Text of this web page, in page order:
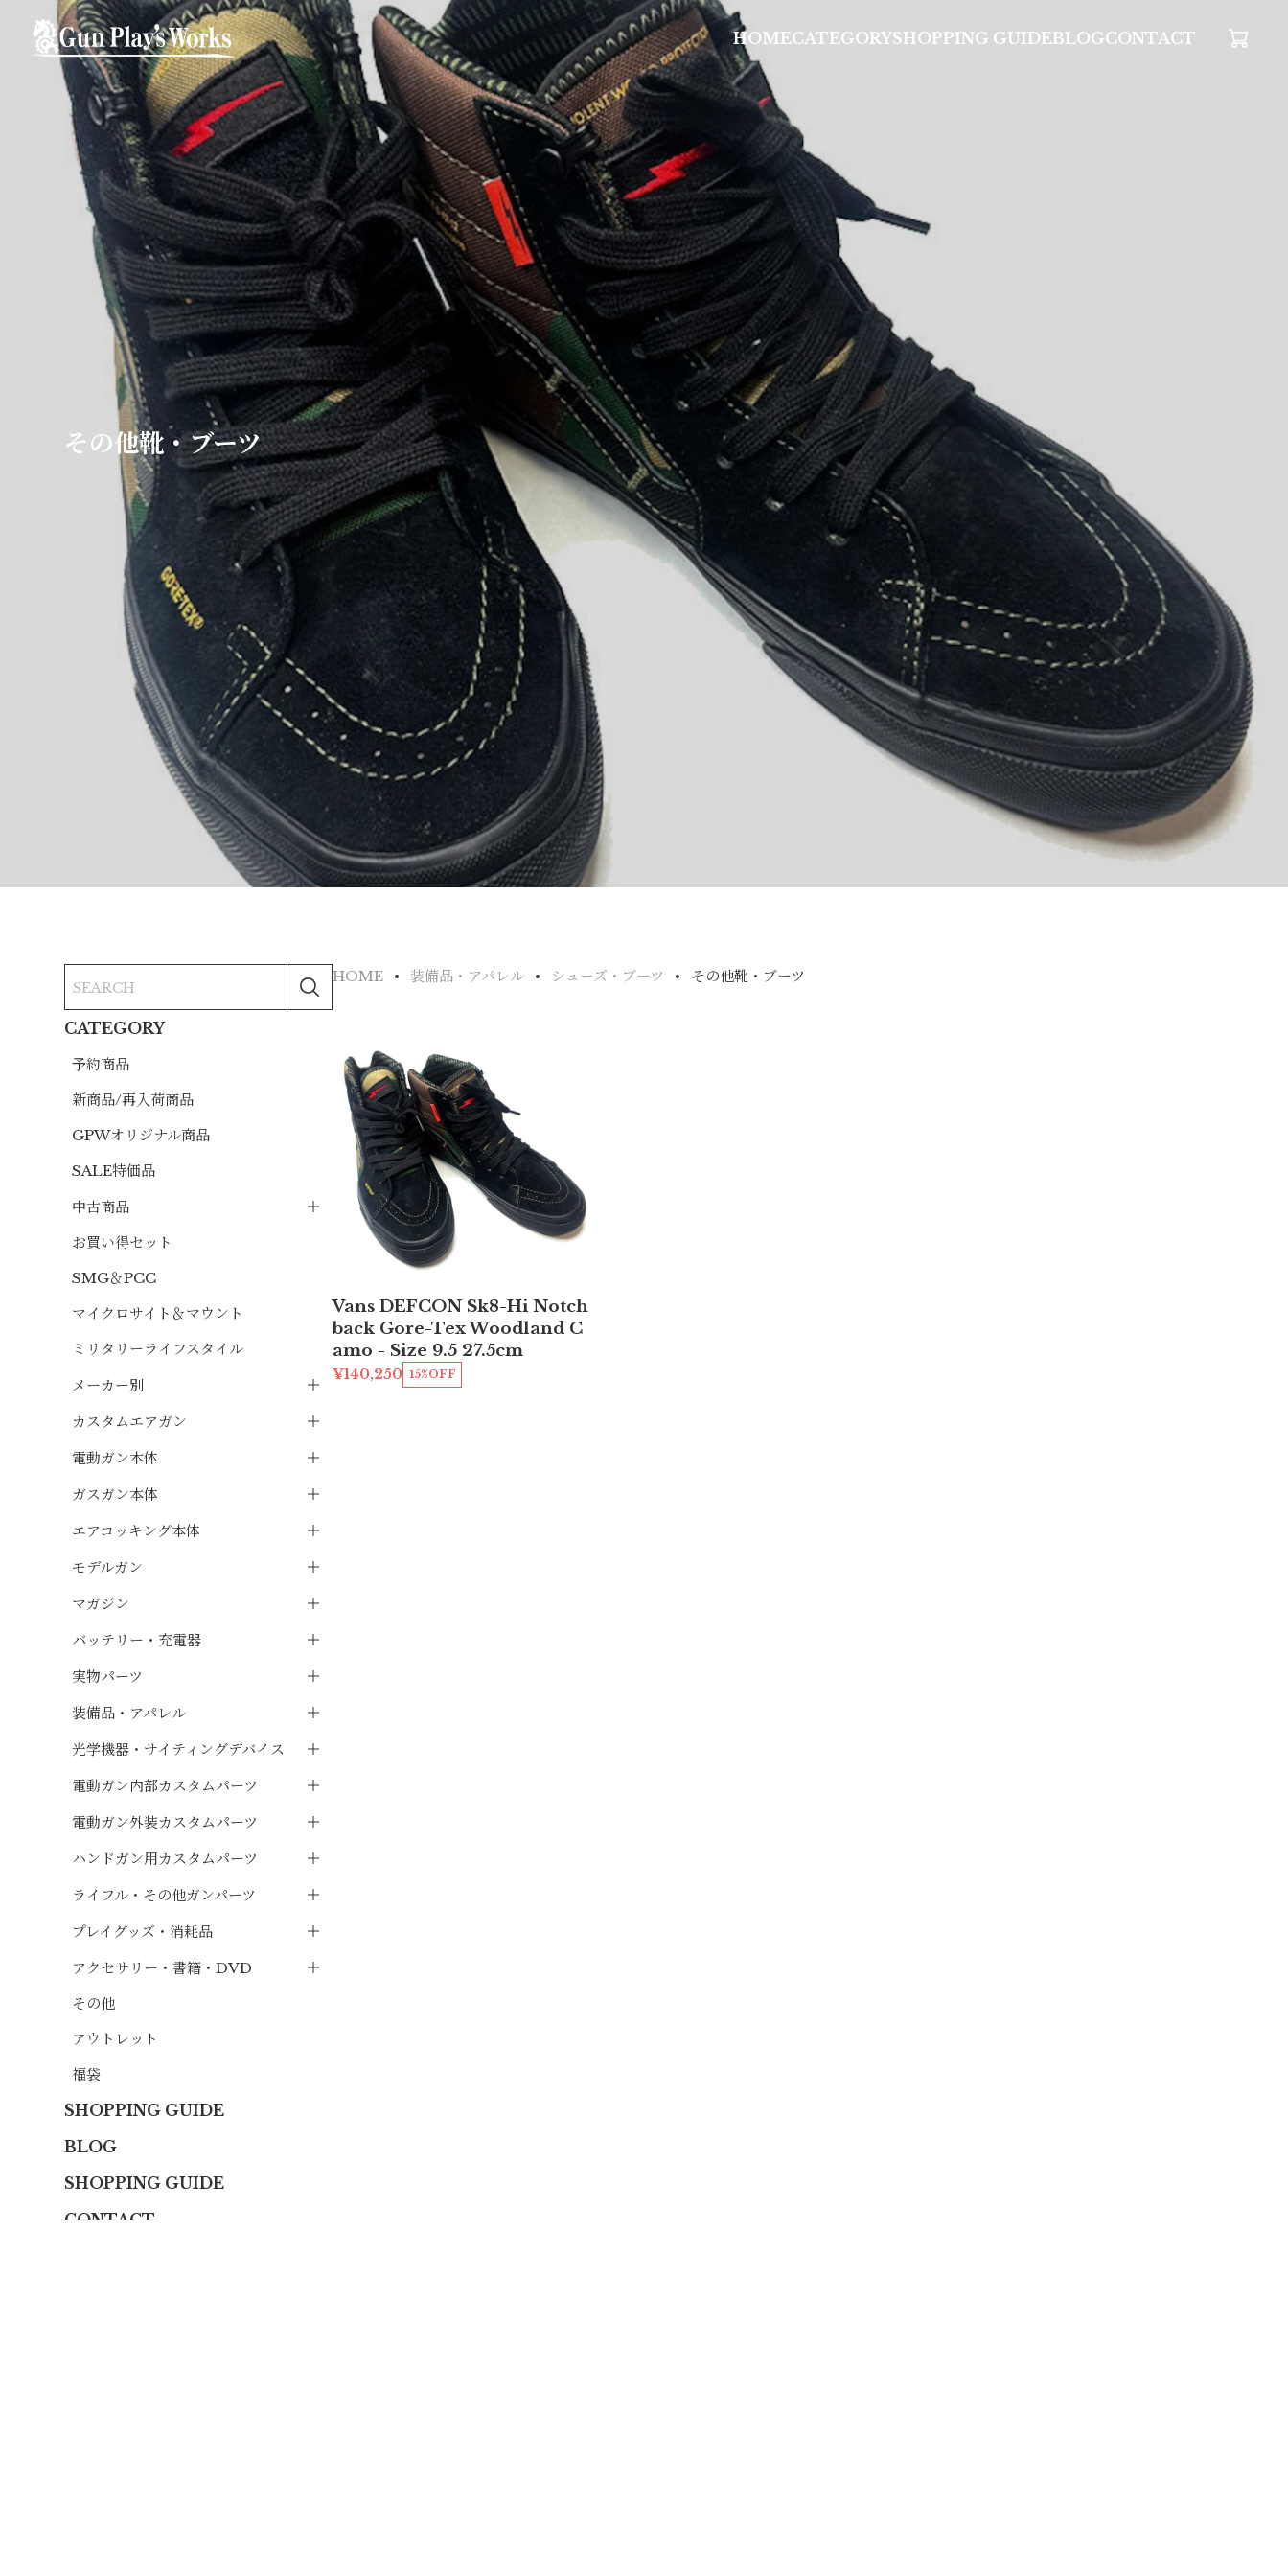
HOMECATEGORYSHOPPING GUIDEBLOGCONTACT
その他靴・ブーツ
CATEGORY
予約商品
新商品/再入荷商品
GPWオリジナル商品
SALE特価品
中古商品
お買い得セット
SMG＆PCC
マイクロサイト＆マウント
ミリタリーライフスタイル
メーカー別
カスタムエアガン
電動ガン本体
ガスガン本体
エアコッキング本体
モデルガン
マガジン
バッテリー・充電器
実物パーツ
装備品・アパレル
光学機器・サイティングデバイス
電動ガン内部カスタムパーツ
電動ガン外装カスタムパーツ
ハンドガン用カスタムパーツ
ライフル・その他ガンパーツ
プレイグッズ・消耗品
アクセサリー・書籍・DVD
その他
アウトレット
福袋
SHOPPING GUIDE
BLOG
SHOPPING GUIDE
CONTACT
HOME 装備品・アパレル シューズ・ブーツ その他靴・ブーツ
Vans DEFCON Sk8-Hi Notch
back Gore-Tex Woodland C
amo - Size 9.5 27.5cm
¥140,250 15%OFF